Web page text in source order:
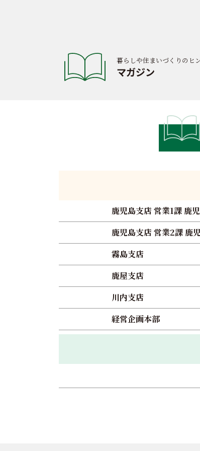
暮らしや住まいづくりのヒ
マガジン
鹿児島支店 営業1課 鹿
鹿児島支店 営業2課 鹿
霧島支店
鹿屋支店
川内支店
経営企画本部